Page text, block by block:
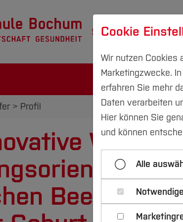
Studium
Profil
Wege
Cookie
Wir nutzen Cookies
Marketingzwecke.
erfahren Sie mehr
Daten verarbeiten
Hier können Sie
und können
Alle